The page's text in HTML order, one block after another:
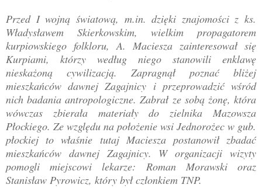
Przed I wojną światową, m.in. dzięki znajomości z ks.
Władysławem Skierkowskim, wielkim propagatorem
kurpiowskiego folkloru, A. Maciesza zainteresował się
Kurpiami, którzy według niego stanowili enklawę
nieskażoną cywilizacją. Zapragnął poznać bliżej
mieszkańców dawnej Zagajnicy i przeprowadzić wśród
nich badania antropologiczne. Zabrał ze sobą żonę, która
wówczas zbierała materiały do zielnika Mazowsza
Płockiego. Ze względu na położenie wsi Jednorożec w gub.
płockiej to właśnie tutaj Maciesza postanowił zbadać
mieszkańców dawnej Zagajnicy. W organizacji wizyty
pomogli miejscowi lekarze: Roman Morawski oraz
Stanisław Pyrowicz, który był członkiem TNP.